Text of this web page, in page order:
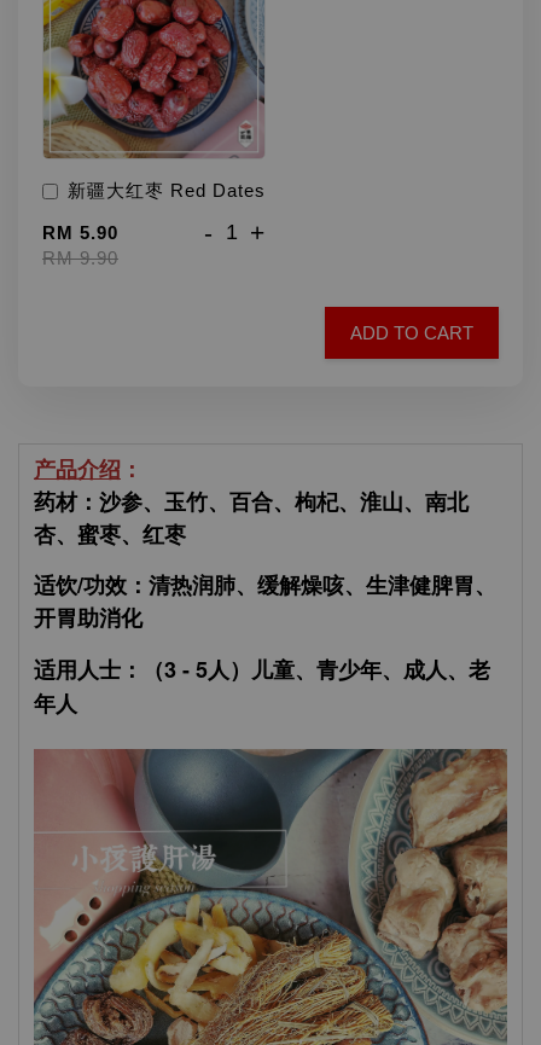
新疆大红枣 Red Dates
RM 5.90
RM 9.90
- +
ADD TO CART
产品介绍 ：
药材：沙参、玉竹、百合、枸杞、淮山、南北
杏、蜜枣、红枣
适饮/功效：清热润肺、缓解燥咳、生津健脾胃、
开胃助消化
适用人士：（3 - 5人）儿童、青少年、成人、老
年人